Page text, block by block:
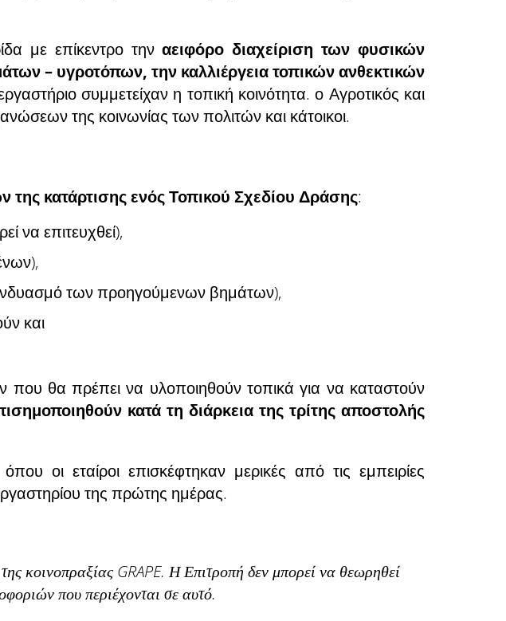
με επίκεντρο τηναειφόρο διαχείριση των φυσικών
– υγροτόπων, την καλλιέργεια τοπικών ανθεκτικών
συμμετείχαν η τοπική κοινότητα. ο Αγροτικός και
της κοινωνίας των πολιτών και κάτοικοι.
της κατάρτισης ενός Τοπικού Σχεδίου Δράσης:
να επιτευχθεί),
των προηγούμενων βημάτων),
και
θα πρέπει να υλοποιηθούν τοπικά για να καταστούν
κατά τη διάρκεια της τρίτης αποστολής
οι εταίροι επισκέφτηκαν μερικές από τις εμπειρίες
της πρώτης ημέρας.
κοινοπραξίας GRAPE. Η Επιτροπή δεν μπορεί να θεωρηθεί
που περιέχονται σε αυτό.